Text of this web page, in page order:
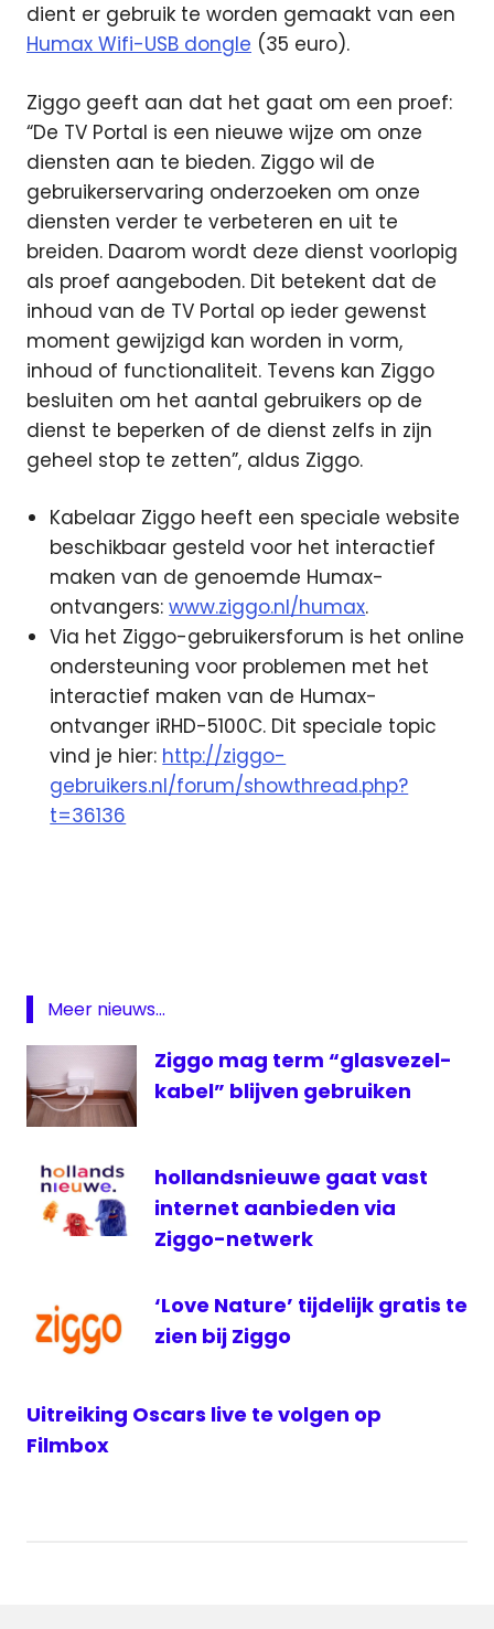
dient er gebruik te worden gemaakt van een
Humax Wifi-USB dongle (35 euro).
Ziggo geeft aan dat het gaat om een proef:
“De TV Portal is een nieuwe wijze om onze
diensten aan te bieden. Ziggo wil de
gebruikerservaring onderzoeken om onze
diensten verder te verbeteren en uit te
breiden. Daarom wordt deze dienst voorlopig
als proef aangeboden. Dit betekent dat de
inhoud van de TV Portal op ieder gewenst
moment gewijzigd kan worden in vorm,
inhoud of functionaliteit. Tevens kan Ziggo
besluiten om het aantal gebruikers op de
dienst te beperken of de dienst zelfs in zijn
geheel stop te zetten”, aldus Ziggo.
Kabelaar Ziggo heeft een speciale website
beschikbaar gesteld voor het interactief
maken van de genoemde Humax-
ontvangers:www.ziggo.nl/humax.
Via het Ziggo-gebruikersforum is het online
ondersteuning voor problemen met het
interactief maken van de Humax-
ontvanger iRHD-5100C. Dit speciale topic
vind je hier: http://ziggo-
gebruikers.nl/forum/showthread.php?
t=36136
ontvanger
PVR
televisie
ziggo
Meer nieuws...
Ziggo mag term “glasvezel-
kabel” blijven gebruiken
hollandsnieuwe gaat vast
internet aanbieden via
Ziggo-netwerk
‘Love Nature’ tijdelijk gratis te
zien bij Ziggo
Uitreiking Oscars live te volgen op
Filmbox